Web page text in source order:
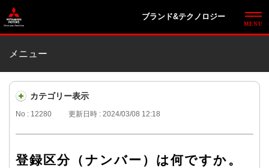
ブランド&テクノロジー
メニュー
カテゴリー表示
No : 12280 更新日時 : 2024/03/08 12:18
登録区分（ナンバー）は何ですか。